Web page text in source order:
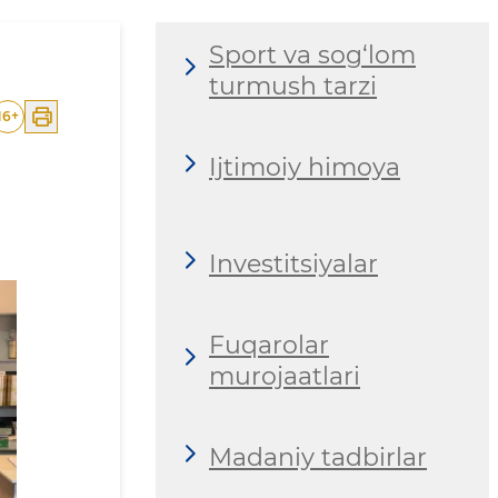
+
Sport va sog‘lom
turmush tarzi
Ijtimoiy himoya
Investitsiyalar
Fuqarolar
murojaatlari
Madaniy tadbirlar